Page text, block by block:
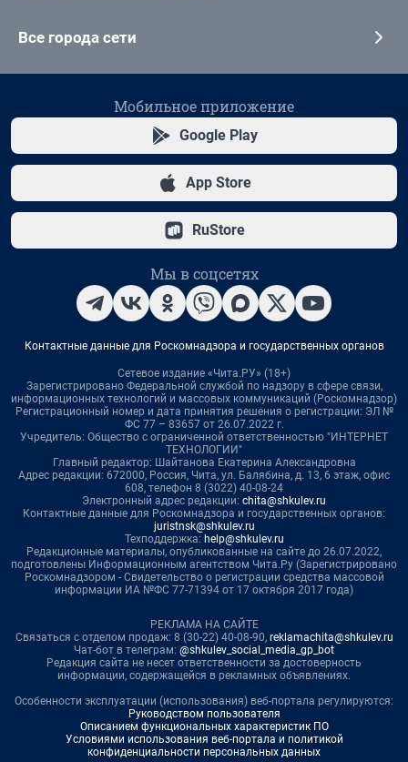
Все города сети
Мобильное приложение
Google Play
App Store
RuStore
Мы в соцсетях
Контактные данные для Роскомнадзора и государственных органов
Сетевое издание «Чита.РУ» (18+)
Зарегистрировано Федеральной службой по надзору в сфере связи,
информационных технологий и массовых коммуникаций (Роскомнадзор)
Регистрационный номер и дата принятия решения о регистрации: ЭЛ №
ФС 77 – 83657 от 26.07.2022 г.
Учредитель: Общество с ограниченной ответственностью "ИНТЕРНЕТ
ТЕХНОЛОГИИ"
Главный редактор: Шайтанова Екатерина Александровна
Адрес редакции: 672000, Россия, Чита, ул. Балябина, д. 13, 6 этаж, офис
608, телефон 8 (3022) 40-08-24
Электронный адрес редакции: chita@shkulev.ru
Контактные данные для Роскомнадзора и государственных органов:
juristnsk@shkulev.ru
Техподдержка: help@shkulev.ru
Редакционные материалы, опубликованные на сайте до 26.07.2022,
подготовлены Информационным агентством Чита.Ру (Зарегистрировано
Роскомнадзором - Свидетельство о регистрации средства массовой
информации ИА №ФС 77-71394 от 17 октября 2017 года)
РЕКЛАМА НА САЙТЕ
Связаться с отделом продаж: 8 (30-22) 40-08-90, reklamachita@shkulev.ru
Чат-бот в телеграм: @shkulev_social_media_gp_bot
Редакция сайта не несет ответственности за достоверность
информации, содержащейся в рекламных объявлениях.
Особенности эксплуатации (использования) веб-портала регулируются:
Руководством пользователя
Описанием функциональных характеристик ПО
Условиями использования веб-портала и политикой
конфиденциальности персональных данных